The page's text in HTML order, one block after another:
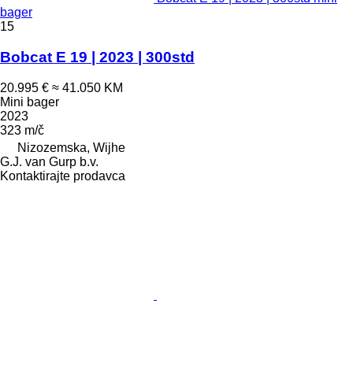
bager
15
Bobcat E 19 | 2023 | 300std
20.995 € ≈ 41.050 KM
Mini bager
2023
323 m/č
Nizozemska, Wijhe
G.J. van Gurp b.v.
Kontaktirajte prodavca